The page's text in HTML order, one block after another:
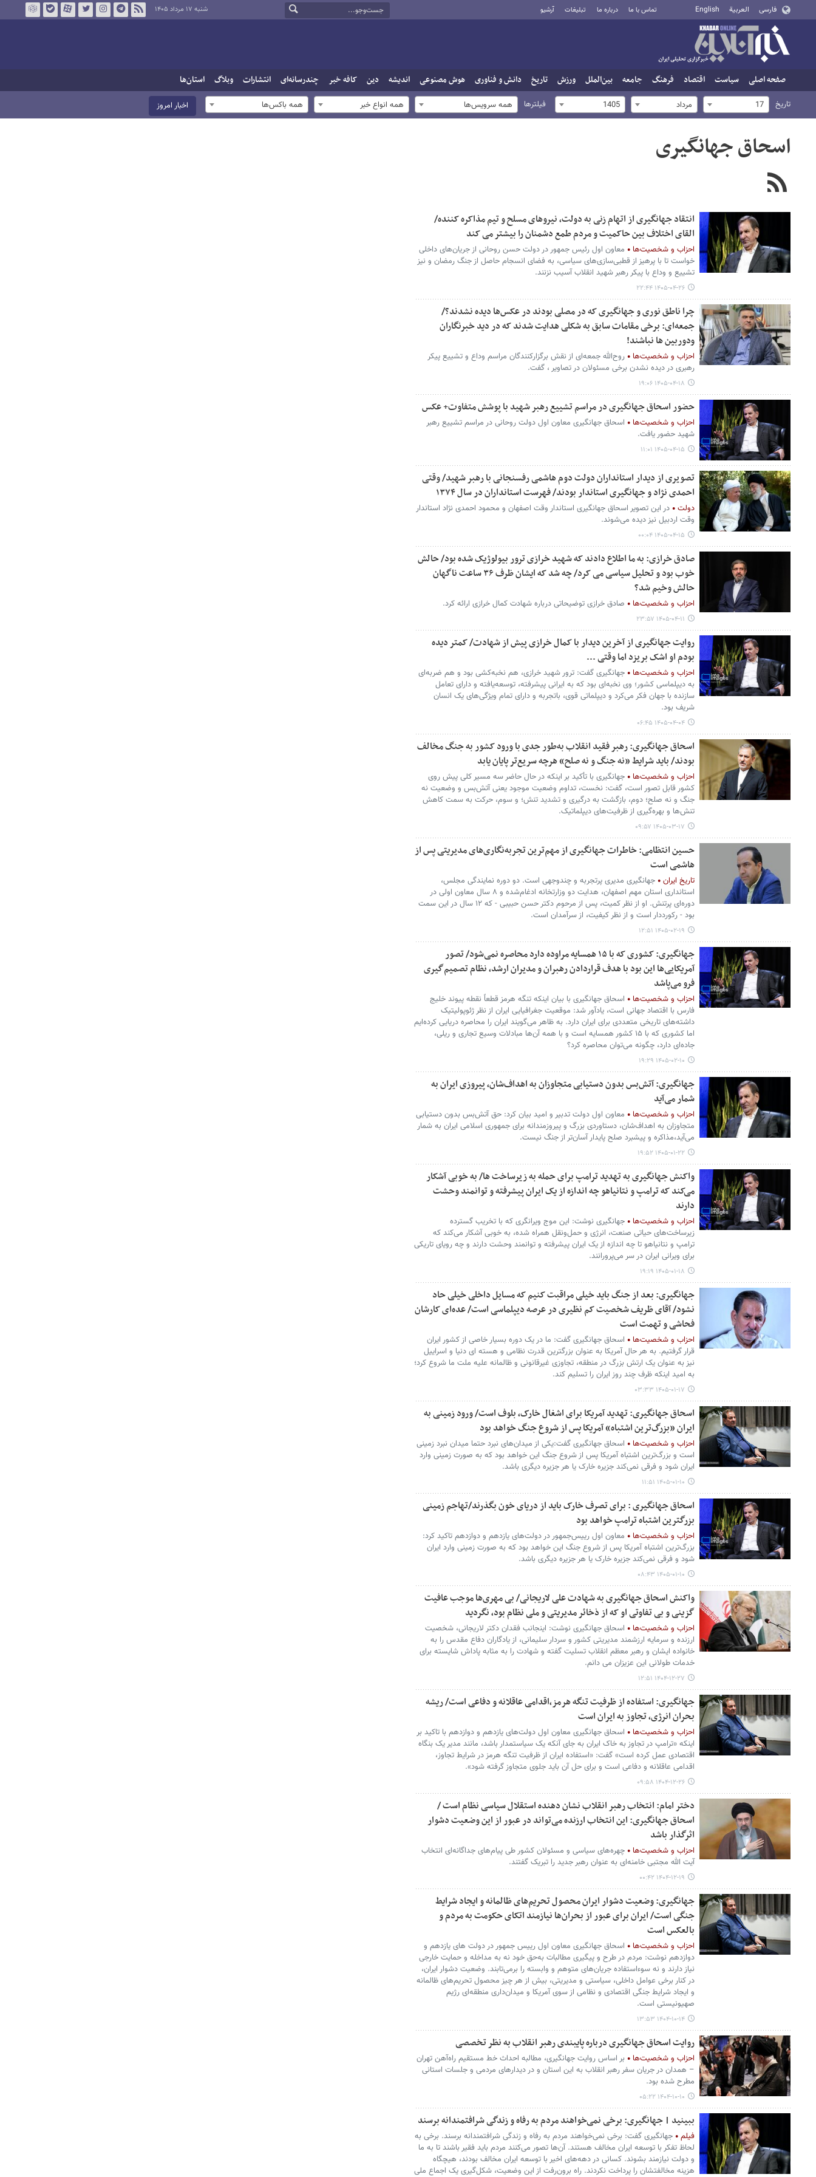
فارسی العربية English تماس با ما درباره ما تبلیغات آرشیو شنبه ۱۷ مرداد ۱۴۰۵
صفحه اصلی سیاست اقتصاد فرهنگ جامعه بین‌الملل ورزش تاریخ دانش و فناوری هوش مصنوعی اندیشه دین کافه خبر چندرسانه‌ای انتشارات وبلاگ استان‌ها
تاریخ 17 مرداد 1405 فیلترها همه سرویس‌ها همه انواع خبر همه باکس‌ها اخبار امروز
اسحاق جهانگیری
انتقاد جهانگیری از اتهام زنی به دولت، نیروهای مسلح و تیم مذاکره کننده/
القای اختلاف بین حاکمیت و مردم طمع دشمنان را بیشتر می کند
احزاب و شخصیت‌ها
معاون اول رئیس جمهور در دولت حسن روحانی از جریان‌های داخلی
خواست تا با پرهیز از قطبی‌سازی‌های سیاسی، به فضای انسجام حاصل از جنگ رمضان و نیز
تشییع و وداع با پیکر رهبر شهید انقلاب آسیب نزنند.
۱۴۰۵-۰۴-۲۶ ۲۲:۴۴
چرا ناطق نوری و جهانگیری که در مصلی بودند در عکس‌ها دیده نشدند؟/
جمعه‌ای: برخی مقامات سابق به شکلی هدایت شدند که در دید خبرنگاران
ودوربین ها نباشند!
احزاب و شخصیت‌ها
روح‌الله جمعه‌ای از نقش برگزارکنندگان مراسم وداع و تشییع پیکر
رهبری در دیده نشدن برخی مسئولان در تصاویر ، گفت.
۱۴۰۵-۰۴-۱۸ ۱۹:۰۶
حضور اسحاق جهانگیری در مراسم تشییع رهبر شهید با پوشش متفاوت+ عکس
احزاب و شخصیت‌ها
اسحاق جهانگیری معاون اول دولت روحانی در مراسم تشییع رهبر
شهید حضور یافت.
۱۴۰۵-۰۴-۱۵ ۱۱:۰۱
تصویری از دیدار استانداران دولت دوم هاشمی رفسنجانی با رهبر شهید/ وقتی
احمدی نژاد و جهانگیری استاندار بودند/ فهرست استانداران در سال ۱۳۷۴
دولت
در این تصویر اسحاق جهانگیری استاندار وقت اصفهان و محمود احمدی نژاد استاندار
وقت اردبیل نیز دیده می‌شوند.
۱۴۰۵-۰۴-۱۵ ۰۰:۰۴
صادق خرازی: به ما اطلاع دادند که شهید خرازی ترور بیولوژیک شده بود/ حالش
خوب بود و تحلیل سیاسی می کرد/ چه شد که ایشان ظرف ۳۶ ساعت ناگهان
حالش وخیم شد؟
احزاب و شخصیت‌ها صادق خرازی توضیحاتی درباره شهادت کمال خرازی ارائه کرد.
۱۴۰۵-۰۴-۱۱ ۲۳:۵۷
روایت جهانگیری از آخرین دیدار با کمال خرازی پیش از شهادت/ کمتر دیده
بودم او اشک بریزد اما وقتی ...
احزاب و شخصیت‌ها
جهانگیری گفت: ترور شهید خرازی، هم نخبه‌کشی بود و هم ضربه‌ای
به دیپلماسی کشور؛ وی نخبه‌ای بود که به ایرانی پیشرفته، توسعه‌یافته و دارای تعامل
سازنده با جهان فکر می‌کرد و دیپلماتی قوی، باتجربه و دارای تمام ویژگی‌های یک انسان
شریف بود.
۱۴۰۵-۰۴-۰۴ ۰۶:۴۵
اسحاق جهانگیری: رهبر فقید انقلاب به‌طور جدی با ورود کشور به جنگ مخالف
بودند/ باید شرایط «نه جنگ و نه صلح» هرچه سریع‌تر پایان یابد
احزاب و شخصیت‌ها
جهانگیری با تأکید بر اینکه در حال حاضر سه مسیر کلی پیش روی
کشور قابل تصور است، گفت: نخست، تداوم وضعیت موجود یعنی آتش‌بس و وضعیت نه
جنگ و نه صلح؛ دوم، بازگشت به درگیری و تشدید تنش؛ و سوم، حرکت به سمت کاهش
تنش‌ها و بهره‌گیری از ظرفیت‌های دیپلماتیک.
۱۴۰۵-۰۳-۱۷ ۰۹:۵۷
حسین انتظامی: خاطرات جهانگیری از مهم‌ترین تجربه‌نگاری‌های مدیریتی پس از
هاشمی است
تاریخ ایران
جهانگیری مدیری پرتجربه و چندوجهی است. دو دوره نمایندگی مجلس،
استانداری استان مهم اصفهان، هدایت دو وزارتخانه‌ ادغام‌شده و ۸ سال معاون اولی در
دوره‌ای پرتنش. او از نظر کمیت، پس از مرحوم دکتر حسن حبیبی - که ۱۲ سال در این سمت
بود - رکورددار است و از نظر کیفیت، از سرآمدان است.
۱۴۰۵-۰۲-۱۹ ۱۲:۵۱
جهانگیری: کشوری که با ۱۵ همسایه مراوده دارد محاصره نمی‌شود/ تصور
آمریکایی‌ها این بود با هدف قراردادن رهبران و مدیران ارشد، نظام تصمیم‌گیری
فرو می‌پاشد
احزاب و شخصیت‌ها
اسحاق جهانگیری با بیان اینکه تنگه هرمز قطعاً نقطه‌ پیوند خلیج
فارس با اقتصاد جهانی است، یادآور شد: موقعیت جغرافیایی ایران از نظر ژئوپولیتیک
داشته‌های تاریخی متعددی برای ایران دارد. به ظاهر می‌گویند ایران را محاصره دریایی کرده‌ایم
اما کشوری که با ۱۵ کشور همسایه است و با همه آن‌ها مبادلات وسیع تجاری و ریلی،
جاده‌ای دارد، چگونه می‌توان محاصره کرد؟
۱۴۰۵-۰۲-۱۰ ۱۹:۲۹
جهانگیری: آتش‌بس بدون دستیابی متجاوزان به اهداف‌شان، پیروزی ایران به
شمار می‌آید
احزاب و شخصیت‌ها
معاون اول دولت تدبیر و امید بیان کرد: حق آتش‌بس بدون دستیابی
متجاوزان به اهداف‌شان، دستاوردی بزرگ و پیروزمندانه برای جمهوری اسلامی ایران به شمار
می‌آید،مذاکره و پیشبرد صلح پایدار آسان‌تر از جنگ نیست.
۱۴۰۵-۰۱-۲۲ ۱۹:۵۲
واکنش جهانگیری به تهدید ترامپ برای حمله به زیرساخت ها/ به خوبی آشکار
می‌کند که ترامپ و نتانیاهو چه اندازه از یک ایران پیشرفته و توانمند وحشت
دارند
احزاب و شخصیت‌ها
جهانگیری نوشت: این موج ویرانگری که با تخریب گسترده
زیرساخت‌های حیاتی صنعت، انرژی و حمل‌ونقل همراه شده، به خوبی آشکار می‌کند که
ترامپ و نتانیاهو تا چه اندازه از یک ایران پیشرفته و توانمند وحشت دارند و چه رویای تاریکی
برای ویرانی ایران در سر می‌پرورانند.
۱۴۰۵-۰۱-۱۸ ۱۹:۱۹
جهانگیری: بعد از جنگ باید خیلی مراقبت کنیم که مسایل داخلی خیلی حاد
نشود/ آقای ظریف شخصیت کم نظیری در عرصه دیپلماسی است/ عده‌ای کارشان
فحاشی و تهمت است
احزاب و شخصیت‌ها
اسحاق جهانگیری گفت: ما در یک دوره بسیار خاصی از کشور ایران
قرار گرفتیم. به هر حال آمریکا به عنوان بزرگترین قدرت نظامی و هسته ای دنیا و اسراییل
نیز به عنوان یک ارتش بزرگ در منطقه، تجاوزی غیرقانونی و ظالمانه علیه ملت ما شروع کرد؛
به امید اینکه ظرف چند روز ایران را تسلیم کند.
۱۴۰۵-۰۱-۱۷ ۰۳:۳۳
اسحاق جهانگیری: تهدید آمریکا برای اشغال خارک، بلوف است/ ورود زمینی به
ایران «بزرگ‌ترین اشتباه» آمریکا پس از شروع جنگ خواهد بود
احزاب و شخصیت‌ها
اسحاق جهانگیری گفت:یکی از میدان‌های نبرد حتما میدان نبرد زمینی
است و بزرگ‌ترین اشتباه آمریکا پس از شروع جنگ این خواهد بود که به صورت زمینی وارد
ایران شود و فرقی نمی‌کند جزیره خارک یا هر جزیره دیگری باشد.
۱۴۰۵-۰۱-۱۰ ۱۱:۵۱
اسحاق جهانگیری : برای تصرف خارک باید از دریای خون بگذرند/تهاجم زمینی
بزرگترین اشتباه ترامپ خواهد بود
احزاب و شخصیت‌ها
معاون اول رییس‌جمهور در دولت‌های یازدهم و دوازدهم تاکید کرد:
بزرگ‌ترین اشتباه آمریکا پس از شروع جنگ این خواهد بود که به صورت زمینی وارد ایران
شود و فرقی نمی‌کند جزیره خارک یا هر جزیره دیگری باشد.
۱۴۰۵-۰۱-۱۰ ۰۸:۴۳
واکنش اسحاق جهانگیری به شهادت علی لاریجانی/ بی مهری‌ها موجب عافیت
گزینی و بی تفاوتی او که از ذخائر مدیریتی و ملی نظام بود، نگردید
احزاب و شخصیت‌ها
اسحاق جهانگیری نوشت: اینجانب فقدان دکتر لاریجانی، شخصیت
ارزنده و سرمایه ارزشمند مدیریتی کشور و سردار سلیمانی، از یادگاران دفاع مقدس را به
خانواده ایشان و رهبر معظم انقلاب تسلیت گفته و شهادت را به مثابه پاداش شایسته برای
خدمات طولانی این عزیزان می دانم.
۱۴۰۴-۱۲-۲۷ ۱۲:۵۱
جهانگیری: استفاده از ظرفیت تنگه هرمز،اقدامی عاقلانه و دفاعی است/ ریشه
بحران انرژی، تجاوز به ایران است
احزاب و شخصیت‌ها
اسحاق جهانگیری معاون اول دولت‌های یازدهم و دوازدهم با تاکید بر
اینکه «ترامپ در تجاوز به خاک ایران به جای آنکه یک سیاستمدار باشد، مانند مدیر یک بنگاه
اقتصادی عمل کرده است» گفت: «استفاده ایران از ظرفیت تنگه هرمز در شرایط تجاوز،
اقدامی عاقلانه و دفاعی است و برای حل آن باید جلوی متجاوز گرفته شود».
۱۴۰۴-۱۲-۲۶ ۰۹:۵۸
دختر امام: انتخاب رهبر انقلاب نشان دهنده استقلال سیاسی نظام است /
اسحاق جهانگیری: این انتخاب ارزنده می‌تواند در عبور از این وضعیت دشوار
اثرگذار باشد
احزاب و شخصیت‌ها
چهره‌های سیاسی و مسئولان کشور طی پیام‌های جداگانه‌ای انتخاب
آیت الله مجتبی خامنه‌ای به عنوان رهبر جدید را تبریک گفتند.
۱۴۰۴-۱۲-۱۹ ۰۰:۴۲
جهانگیری: وضعیت دشوار ایران محصول تحریم‌های ظالمانه و ایجاد شرایط
جنگی است/ ایران برای عبور از بحران‌ها نیازمند اتکای حکومت به مردم و
بالعکس است
احزاب و شخصیت‌ها
اسحاق جهانگیری معاون اول رییس جمهور در دولت های یازدهم و
دوازدهم نوشت: مردم در طرح و پیگیری مطالبات به‌حق خود نه به مداخله و حمایت خارجی
نیاز دارند و نه سوءاستفاده جریان‌های متوهم و وابسته را برمی‌تابند. وضعیت دشوار ایران،
در کنار برخی عوامل داخلی، سیاستی و مدیریتی، بیش از هر چیز محصول تحریم‌های ظالمانه
و ایجاد شرایط جنگی اقتصادی و نظامی از سوی آمریکا و میدان‌داری منطقه‌ای رژیم
صهیونیستی است.
۱۴۰۴-۱۰-۱۴ ۱۳:۵۳
روایت اسحاق جهانگیری درباره پایبندی رهبر انقلاب به نظر تخصصی
احزاب و شخصیت‌ها
بر اساس روایت جهانگیری، مطالبه احداث خط مستقیم راه‌آهن تهران
– همدان در جریان سفر رهبر انقلاب به این استان و در دیدارهای مردمی و جلسات استانی
مطرح شده بود.
۱۴۰۴-۱۰-۱۰ ۰۵:۲۲
ببینید | جهانگیری: برخی نمی‌خواهند مردم به رفاه و زندگی شرافتمندانه برسند
فیلم
جهانگیری گفت: برخی نمی‌خواهند مردم به رفاه و زندگی شرافتمندانه برسند. برخی به
لحاظ تفکر با توسعه ایران مخالف هستند. آن‌ها تصور می‌کنند مردم باید فقیر باشند تا به ما
و دولت نیازمند بشوند. کسانی در دهه‌های اخیر با توسعه ایران مخالف بودند، هیچگاه
هزینه مخالفتشان را پرداخت نکردند. راه برون‌رفت از این وضعیت، شکل‌گیری یک اجماع ملی